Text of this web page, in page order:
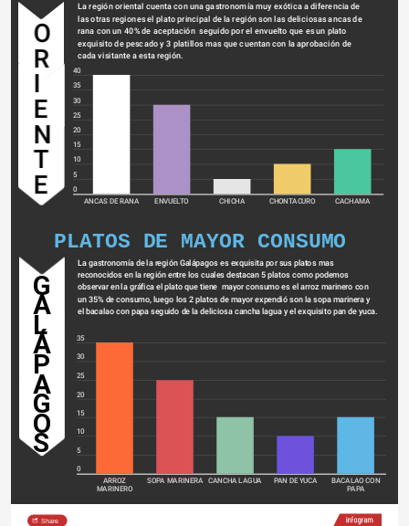
La región oriental cuenta con una gastronomía muy exótica a diferencia de
las otras regiones el plato principal de la región son las deliciosas ancas de
rana con un 40% de aceptación  seguido por el envuelto que es un plato
exquisito de pescado y 3 platillos mas que cuentan con la aprobación de
cada visitante a esta región.
O
R
I
E
N
T
E
40
35
30
25
20
15
10
5
0
ANCAS DE RANA ENVUELTO CHICHA CHONTACURO CACHAMA
PLATOS DE MAYOR CONSUMO
La gastronomía de la región Galápagos es exquisita por sus platos mas
reconocidos en la región entre los cuales destacan 5 platos como podemos
observar en la gráfica el plato que tiene  mayor consumo es el arroz marinero con
un 35% de consumo, luego los 2 platos de mayor expendió son la sopa marinera y
el bacalao con papa seguido de la deliciosa cancha lagua y el exquisito pan de yuca.
G
A
L
Á
P
A
G
O
S
35
30
25
20
15
10
5
0
ARROZ
MARINERO
SOPA MARINERA CANCHA LAGUA PAN DE YUCA
BACALAO CON
PAPA
Share